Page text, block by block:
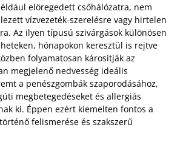
elöregedett csőhálózatra, nem
vízvezeték-szerelésre vagy hirtelen
Az ilyen típusú szivárgások különösen
hónapokon keresztül is rejtve
folyamatosan károsítják az
megjelenő nedvesség ideális
a penészgombák szaporodásához,
megbetegedéseket és allergiás
ki. Éppen ezért kiemelten fontos a
felismerése és szakszerű